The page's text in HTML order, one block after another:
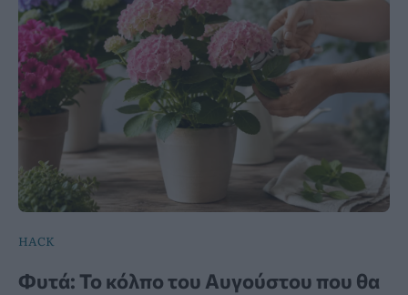
HACK
Φυτά: Το κόλπο του Αυγούστου που θα